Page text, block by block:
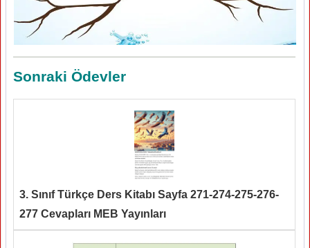
Sonraki Ödevler
3. Sınıf Türkçe Ders Kitabı Sayfa 271-274-275-276-
277 Cevapları MEB Yayınları